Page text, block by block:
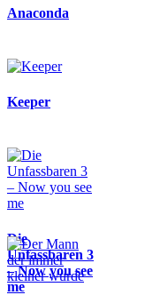
Anaconda
Keeper
Die
Unfassbaren 3
– Now you see
me